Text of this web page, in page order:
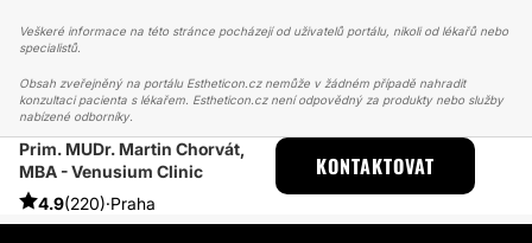
Veškeré informace na této stránce pocházejí od uživatelů portálu, nikoli od lékařů nebo
specialistů.
Obsah zveřejněný na portálu Estheticon.cz nemůže v žádném případě nahradit
konzultaci pacienta s lékařem. Estheticon.cz není odpovědný za produkty nebo služby
nabízené odborníky.
Prim. MUDr. Martin Chorvát,
MBA - Venusium Clinic
4.9(220)·Praha
KONTAKTOVAT
ESTHETICON
PŘÍBĚHY
PŘÍBĚHY TÝKAJÍCÍ SE ZÁKROKU OPERACE DOLNÍCH VÍČEK
DOLNÍ BLEFAROPLASTIKA,MUDR.CHORVÁT